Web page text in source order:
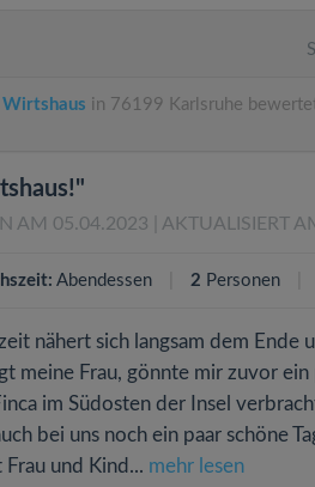
Wirtshaus in 76199 Karlsruhe
AM 05.04.2023 | AKTUALISIERT
Abendessen 2 Personen
nähert sich langsam dem Ende
meine Frau, gönnte mir zuvor
im Südosten der Insel
bei uns noch ein paar schöne
und Kind... mehr lesen